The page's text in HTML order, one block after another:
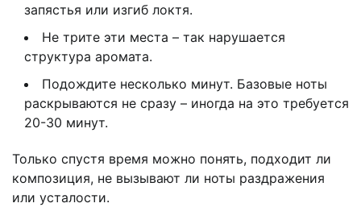
запястья или изгиб локтя.
Не трите эти места – так нарушается
структура аромата.
Подождите несколько минут. Базовые ноты
раскрываются не сразу – иногда на это требуется
20-30 минут.
Только спустя время можно понять, подходит ли
композиция, не вызывают ли ноты раздражения
или усталости.